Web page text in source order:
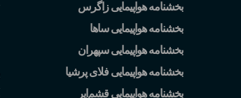
بخشنامه هواپیمایی زاگرس
بخشنامه هواپیمایی ساها
بخشنامه هواپیمایی سپهران
بخشنامه هواپیمایی فلای پرشیا
بخشنامه هواپیمایی قشمایر